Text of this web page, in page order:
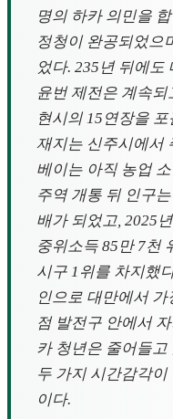
명의 하카 의민을
정청이 완공되었으
었다. 235년 뒤에도
윤번 제전은 계속되
현시의 15연장을
재지는 신주시에서
베이는 아직 농업
주역 개통 뒤 인구
배가 되었고, 2025
중위소득 85만 7천
시구 1위를 차지했
인으로 대만에서
점 발전구 안에서
카 청년은 줄어들
두 가지 시간감각
이다.